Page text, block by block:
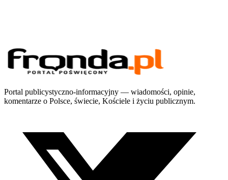
Portal publicystyczno-informacyjny — wiadomości, opinie,
komentarze o Polsce, świecie, Kościele i życiu publicznym.